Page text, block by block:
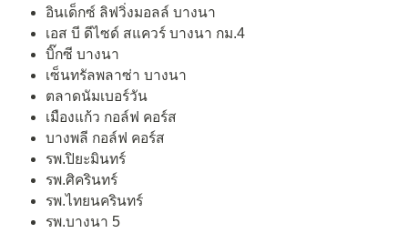
อินเด็กซ์ ลิฟวิ่งมอลล์ บางนา
เอส บี ดีไซด์ สแควร์ บางนา กม.4
บิ๊กซี บางนา
เซ็นทรัลพลาซ่า บางนา
ตลาดนัมเบอร์วัน
เมืองแก้ว กอล์ฟ คอร์ส
บางพลี กอล์ฟ คอร์ส
รพ.ปิยะมินทร์
รพ.ศิครินทร์
รพ.ไทยนครินทร์
รพ.บางนา 5